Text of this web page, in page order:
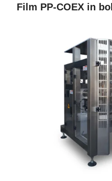
Film PP-COEX in